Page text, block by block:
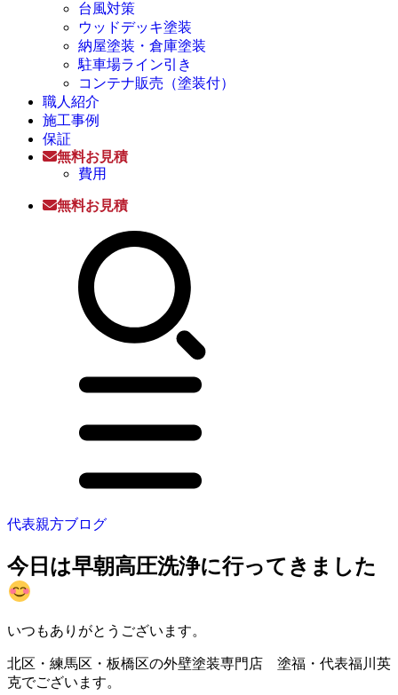
台風対策
ウッドデッキ塗装
納屋塗装・倉庫塗装
駐車場ライン引き
コンテナ販売（塗装付）
職人紹介
施工事例
保証
無料お見積
費用
無料お見積
代表親方ブログ
今日は早朝高圧洗浄に行ってきました
いつもありがとうございます。
北区・練馬区・板橋区の外壁塗装専門店 塗福・代表福川英
克でございます。